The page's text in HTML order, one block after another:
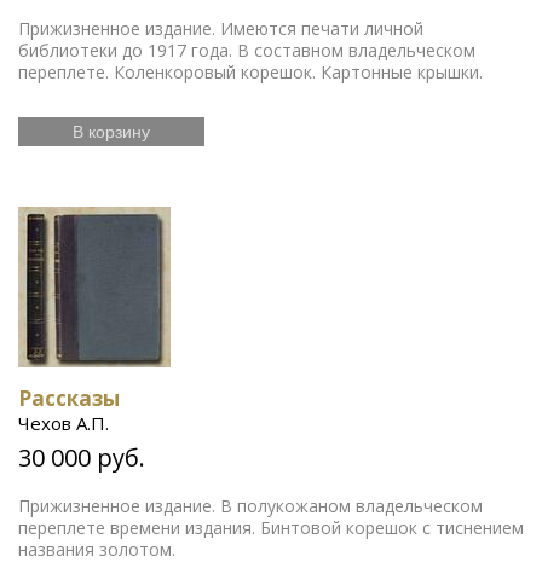
Прижизненное издание. Имеются печати личной
библиотеки до 1917 года. В составном владельческом
переплете. Коленкоровый корешок. Картонные крышки.
В корзину
Рассказы
Чехов А.П.
30 000 руб.
Прижизненное издание. В полукожаном владельческом
переплете времени издания. Бинтовой корешок с тиснением
названия золотом.